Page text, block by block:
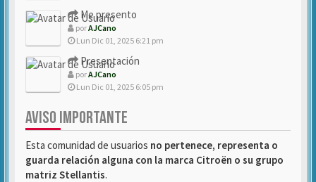
Me presento
porAJCano
Lun Dic 01, 2025 6:21 pm
Presentación
porAJCano
Lun Dic 01, 2025 6:05 pm
AVISO IMPORTANTE
Esta comunidad de usuarios no pertenece, representa o
guarda relación alguna con la marca Citroën o su grupo
matriz Stellantis.